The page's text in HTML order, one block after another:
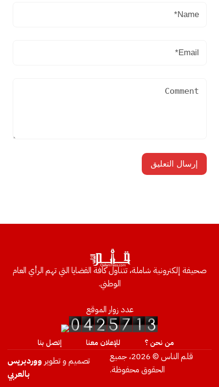
صحيفة إلكترونية شاملة، تتناول كافة القضايا التي تهم الرأي العام
الوطني.
عدد زوار الموقع
من نحن ؟ للإعلان معنا إتصل بنا
قلم الناس © 2026، جميع
الحقوق محفوظة.
تصميم و تطوير ووردبريس
بالعربي